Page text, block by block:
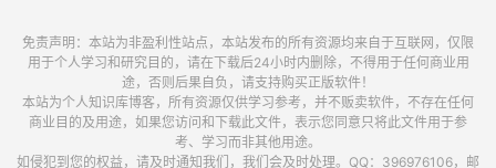
免责声明：本站为非盈利性站点，本站发布的所有资源均来自于互联网，仅限
用于个人学习和研究目的，请在下载后24小时内删除，不得用于任何商业用
途，否则后果自负，请支持购买正版软件！
本站为个人知识库博客，所有资源仅供学习参考，并不贩卖软件，不存在任何
商业目的及用途，如果您访问和下载此文件，表示您同意只将此文件用于参
考、学习而非其他用途。
如侵犯到您的权益，请及时通知我们，我们会及时处理。QQ：396976106，邮